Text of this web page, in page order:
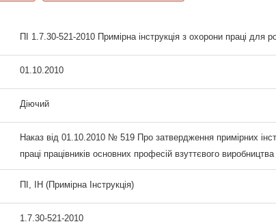
ПІ 1.7.30-521-2010 Примірна інструкція з охорони праці для
01.10.2010
Діючий
Наказ від 01.10.2010 № 519 Про затвердження примірних
праці працівників основних професій взуттєвого виробництва
ПІ, ІН (Примірна Інструкція)
1.7.30-521-2010